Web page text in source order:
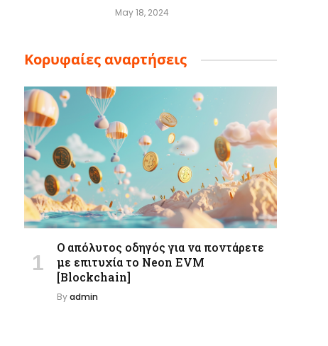
May 18, 2024
Κορυφαίες αναρτήσεις
Ο απόλυτος οδηγός για να ποντάρετε
με επιτυχία το Neon EVM
[Blockchain]
Byadmin